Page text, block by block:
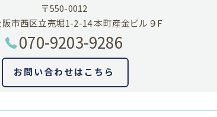
〒550-0012
市西区立売堀1-2-14 本町産金ビル９F
070-9203-9286
お問い合わせはこちら